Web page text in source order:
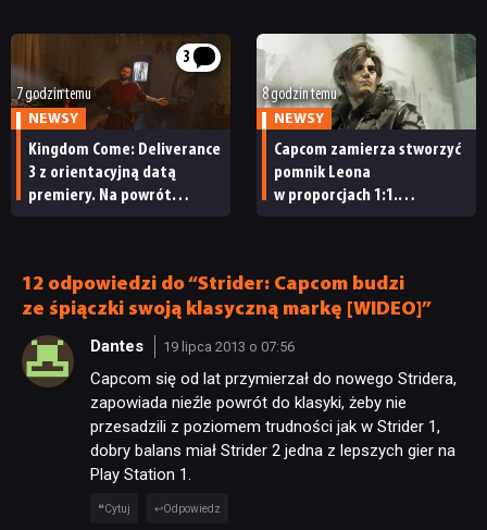
RECENZJE
PUBLICYSTYKA
KULTURA
TECHNOLOGIE
DYSKUSJE
JUŻ GRALIŚMY
3
7 godzin temu
NEWSY
Kingdom Come: Deliverance
3 z orientacyjną datą
premiery. Na powrót
8 godzin temu
NEWSY
Capcom zamierza stworzyć
pomnik Leona
w proporcjach 1:1.
12 odpowiedzi do “Strider: Capcom budzi
ze śpiączki swoją klasyczną markę [WIDEO]”
Dantes 19 lipca 2013 o 07:56
Capcom się od lat przymierzał do nowego Stridera,
zapowiada nieźle powrót do klasyki, żeby nie
przesadzili z poziomem trudności jak w Strider 1,
dobry balans miał Strider 2 jedna z lepszych gier na
Play Station 1.
Cytuj Odpowiedz